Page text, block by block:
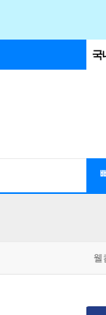
국
웰